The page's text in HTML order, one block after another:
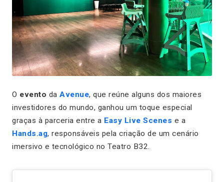
O evento da Avenue, que reúne alguns dos maiores
investidores do mundo, ganhou um toque especial
graças à parceria entre a Easy Live Scenes e a
Hands.ag, responsáveis pela criação de um cenário
imersivo e tecnológico no Teatro B32.